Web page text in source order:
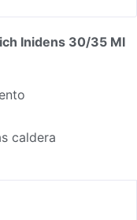
Inidens 30/35 MI
caldera